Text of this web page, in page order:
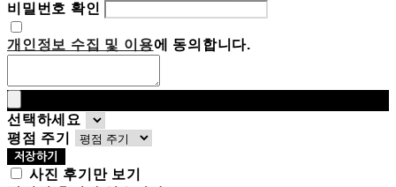
비밀번호 확인
개인정보 수집 및 이용에 동의합니다.
선택하세요
평점 주기
저장하기
사진 후기만 보기